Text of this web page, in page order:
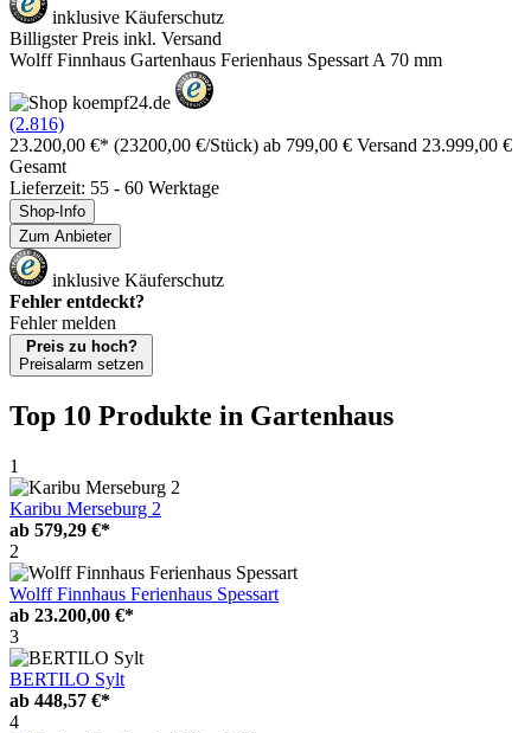
inklusive Käuferschutz
Billigster Preis inkl. Versand
Wolff Finnhaus Gartenhaus Ferienhaus Spessart A 70 mm
(2.816)
23.200,00 €* (23200,00 €/Stück) ab 799,00 € Versand 23.999,00 €
Gesamt
Lieferzeit: 55 - 60 Werktage
Shop-Info
Zum Anbieter
inklusive Käuferschutz
Fehler entdeckt?
Fehler melden
Preis zu hoch?
Preisalarm setzen
Top 10 Produkte in Gartenhaus
1
Karibu Merseburg 2
ab 579,29 €*
2
Wolff Finnhaus Ferienhaus Spessart
ab 23.200,00 €*
3
BERTILO Sylt
ab 448,57 €*
4